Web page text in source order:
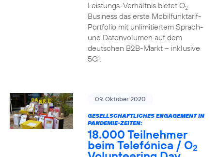
Leistungs-Verhältnis bietet O2
Business das erste Mobilfunktarif-
Portfolio mit unlimitiertem Sprach-
und Datenvolumen auf dem
deutschen B2B-Markt – inklusive
5G1.
09. Oktober 2020
GESELLSCHAFTLICHES ENGAGEMENT IN
PANDEMIE-ZEITEN:
18.000 Teilnehmer
beim Telefónica / O2